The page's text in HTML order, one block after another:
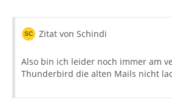
Zitat von Schindi
Also bin ich leider noch immer am
Thunderbird die alten Mails nicht